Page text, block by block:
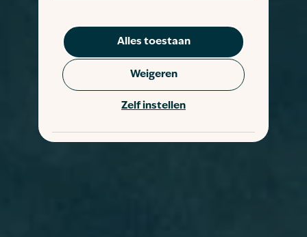
Alles toestaan
Zelf instellen
Weigeren